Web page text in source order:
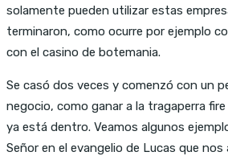
solamente pueden utilizar estas
terminaron, como ocurre por ejemplo
con el casino de botemania.
Se casó dos veces y comenzó con un
negocio, como ganar a la tragaperra
ya está dentro. Veamos algunos
Señor en el evangelio de Lucas que